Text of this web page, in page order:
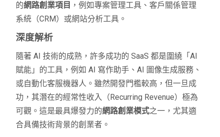
的網路創業項目 ，例如專案管理工具、客戶關係管理
系統（CRM）或網站分析工具。
深度解析
隨著 AI 技術的成熟，許多成功的 SaaS 都是圍繞「AI
賦能」的工具，例如 AI 寫作助手、AI 圖像生成服務、
或自動化客服機器人。雖然開發門檻較高，但一旦成
功，其潛在的經常性收入（Recurring Revenue）極為
可觀。這是最具爆發力的網路創業模式之一，尤其適
合具備技術背景的創業者。